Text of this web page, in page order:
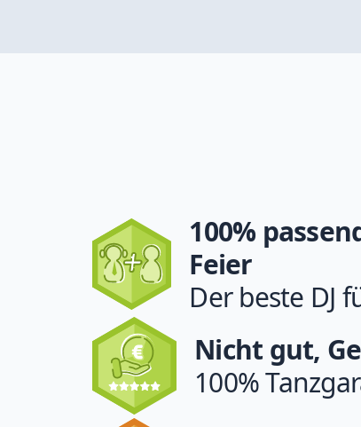
100%
Feier
Der beste DJ
Nicht gut,
100%